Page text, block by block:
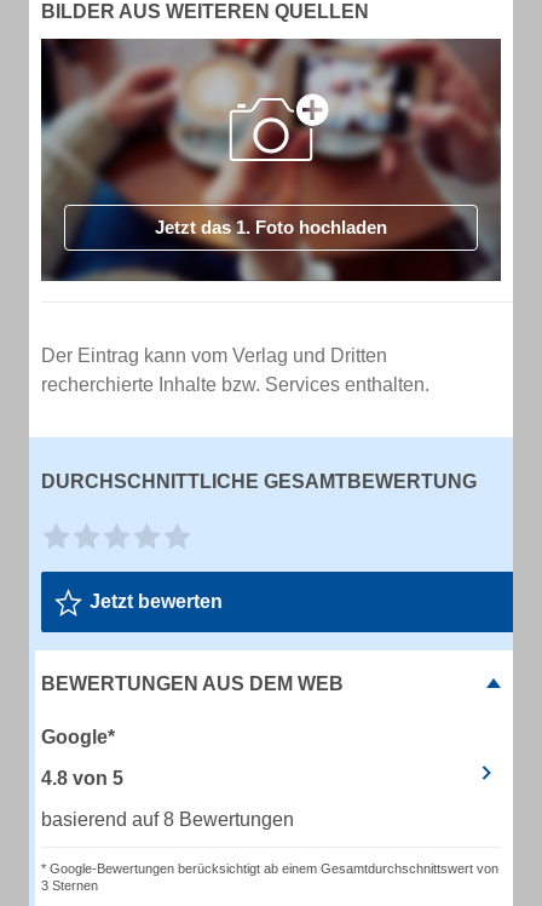
BILDER AUS WEITEREN QUELLEN
Jetzt das 1. Foto hochladen
Der Eintrag kann vom Verlag und Dritten
recherchierte Inhalte bzw. Services enthalten.
DURCHSCHNITTLICHE GESAMTBEWERTUNG
Jetzt bewerten
BEWERTUNGEN AUS DEM WEB
Google*
4.8 von 5
basierend auf 8 Bewertungen
* Google-Bewertungen berücksichtigt ab einem Gesamtdurchschnittswert von
3 Sternen